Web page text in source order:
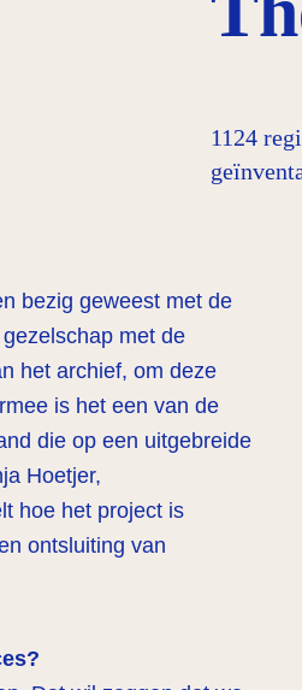
1124
bezig geweest met de
met de
het archief, om deze
is het een van de
die op een uitgebreide
Hoetjer,
hoe het project is
ontsluiting van